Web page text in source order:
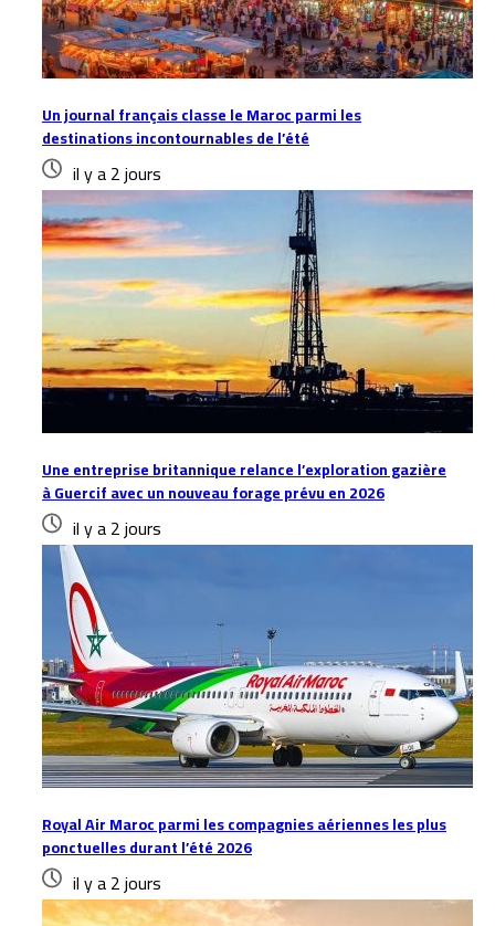
Un journal français classe le Maroc parmi les
destinations incontournables de l’été
il y a 2 jours
Une entreprise britannique relance l’exploration gazière
à Guercif avec un nouveau forage prévu en 2026
il y a 2 jours
Royal Air Maroc parmi les compagnies aériennes les plus
ponctuelles durant l’été 2026
il y a 2 jours